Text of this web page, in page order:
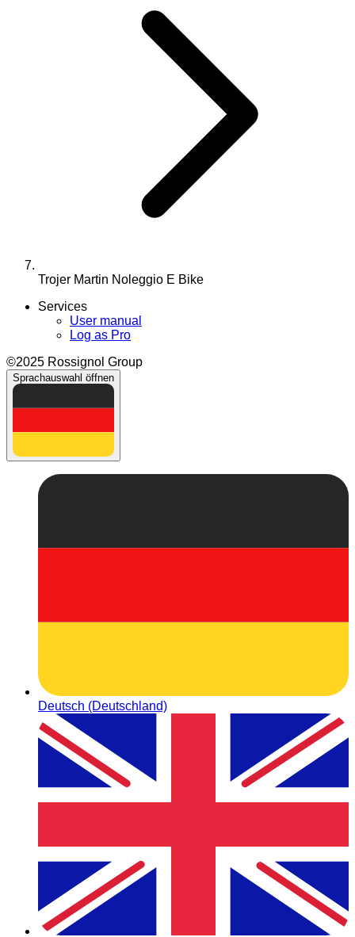
Trojer Martin Noleggio E Bike
Services
User manual
Log as Pro
©2025 Rossignol Group
Sprachauswahl öffnen
Deutsch (Deutschland)